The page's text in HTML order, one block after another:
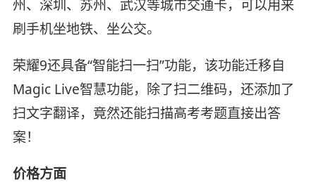
州、深圳、苏州、武汉等城市交通卡，可以用来
刷手机坐地铁、坐公交。
荣耀9还具备“智能扫一扫”功能，该功能迁移自
Magic Live智慧功能，除了扫二维码，还添加了
扫文字翻译，竟然还能扫描高考考题直接出答
案！
价格方面